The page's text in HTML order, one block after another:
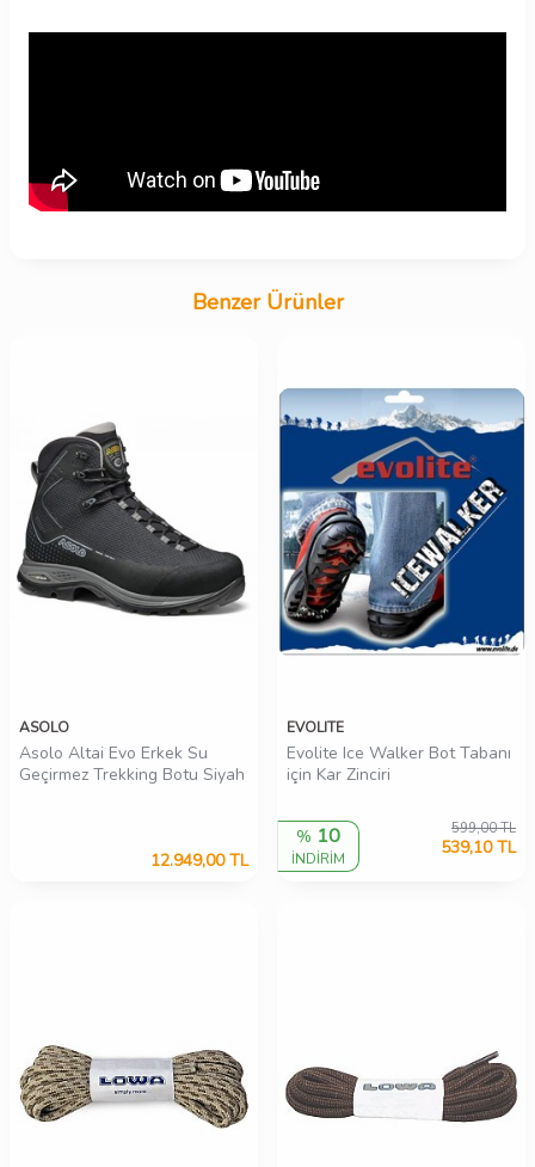
Benzer Ürünler
ASOLO
Asolo Altai Evo Erkek Su
Geçirmez Trekking Botu Siyah
12.949,00TL
EVOLITE
Evolite Ice Walker Bot Tabanı
için Kar Zinciri
% 10
İNDİRİM
599,00TL
539,10TL